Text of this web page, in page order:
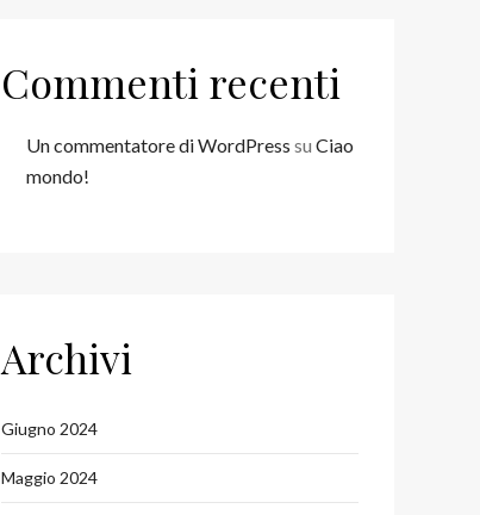
Commenti recenti
Un commentatore di WordPress su Ciao
mondo!
Archivi
Giugno 2024
Maggio 2024